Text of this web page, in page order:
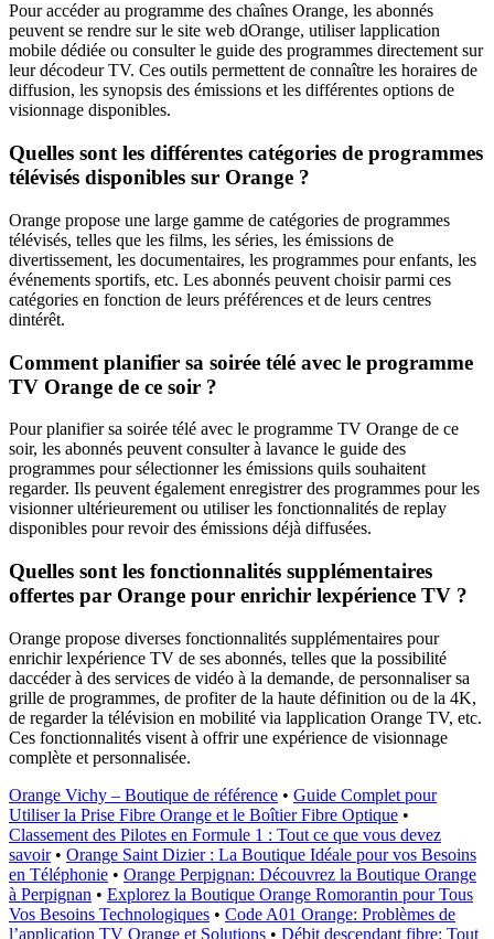
Pour accéder au programme des chaînes Orange, les abonnés
peuvent se rendre sur le site web dOrange, utiliser lapplication
mobile dédiée ou consulter le guide des programmes directement sur
leur décodeur TV. Ces outils permettent de connaître les horaires de
diffusion, les synopsis des émissions et les différentes options de
visionnage disponibles.
Quelles sont les différentes catégories de programmes
télévisés disponibles sur Orange ?
Orange propose une large gamme de catégories de programmes
télévisés, telles que les films, les séries, les émissions de
divertissement, les documentaires, les programmes pour enfants, les
événements sportifs, etc. Les abonnés peuvent choisir parmi ces
catégories en fonction de leurs préférences et de leurs centres
dintérêt.
Comment planifier sa soirée télé avec le programme
TV Orange de ce soir ?
Pour planifier sa soirée télé avec le programme TV Orange de ce
soir, les abonnés peuvent consulter à lavance le guide des
programmes pour sélectionner les émissions quils souhaitent
regarder. Ils peuvent également enregistrer des programmes pour les
visionner ultérieurement ou utiliser les fonctionnalités de replay
disponibles pour revoir des émissions déjà diffusées.
Quelles sont les fonctionnalités supplémentaires
offertes par Orange pour enrichir lexpérience TV ?
Orange propose diverses fonctionnalités supplémentaires pour
enrichir lexpérience TV de ses abonnés, telles que la possibilité
daccéder à des services de vidéo à la demande, de personnaliser sa
grille de programmes, de profiter de la haute définition ou de la 4K,
de regarder la télévision en mobilité via lapplication Orange TV, etc.
Ces fonctionnalités visent à offrir une expérience de visionnage
complète et personnalisée.
Orange Vichy – Boutique de référence • Guide Complet pour
Utiliser la Prise Fibre Orange et le Boîtier Fibre Optique •
Classement des Pilotes en Formule 1 : Tout ce que vous devez
savoir• Orange Saint Dizier : La Boutique Idéale pour vos Besoins
en Téléphonie • Orange Perpignan: Découvrez la Boutique Orange
à Perpignan • Explorez la Boutique Orange Romorantin pour Tous
Vos Besoins Technologiques • Code A01 Orange: Problèmes de
l’application TV Orange et Solutions • Débit descendant fibre: Tout